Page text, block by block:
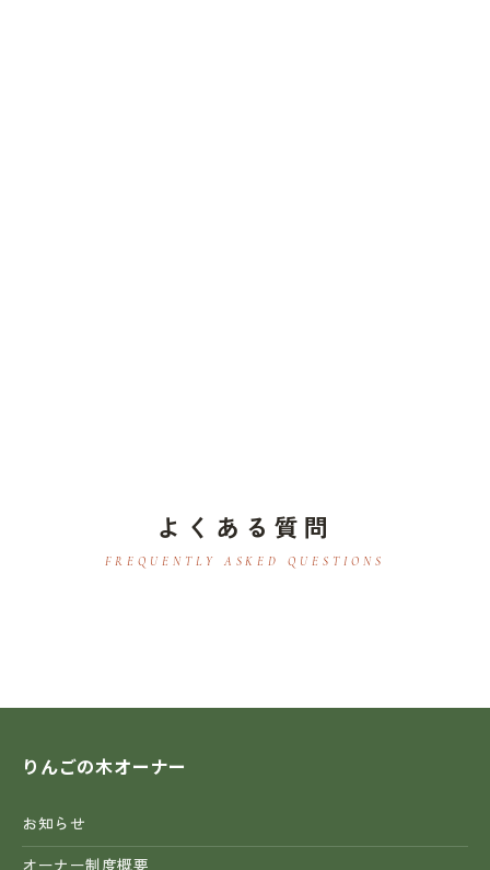
よくある質問
FREQUENTLY ASKED QUESTIONS
りんごの木オーナー
お知らせ
オーナー制度概要